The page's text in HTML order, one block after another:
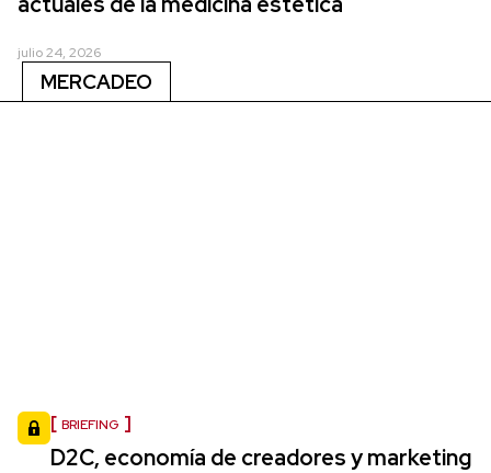
julio 24, 2026
MERCADEO
BRIEFING
D2C, economía de creadores y marketing